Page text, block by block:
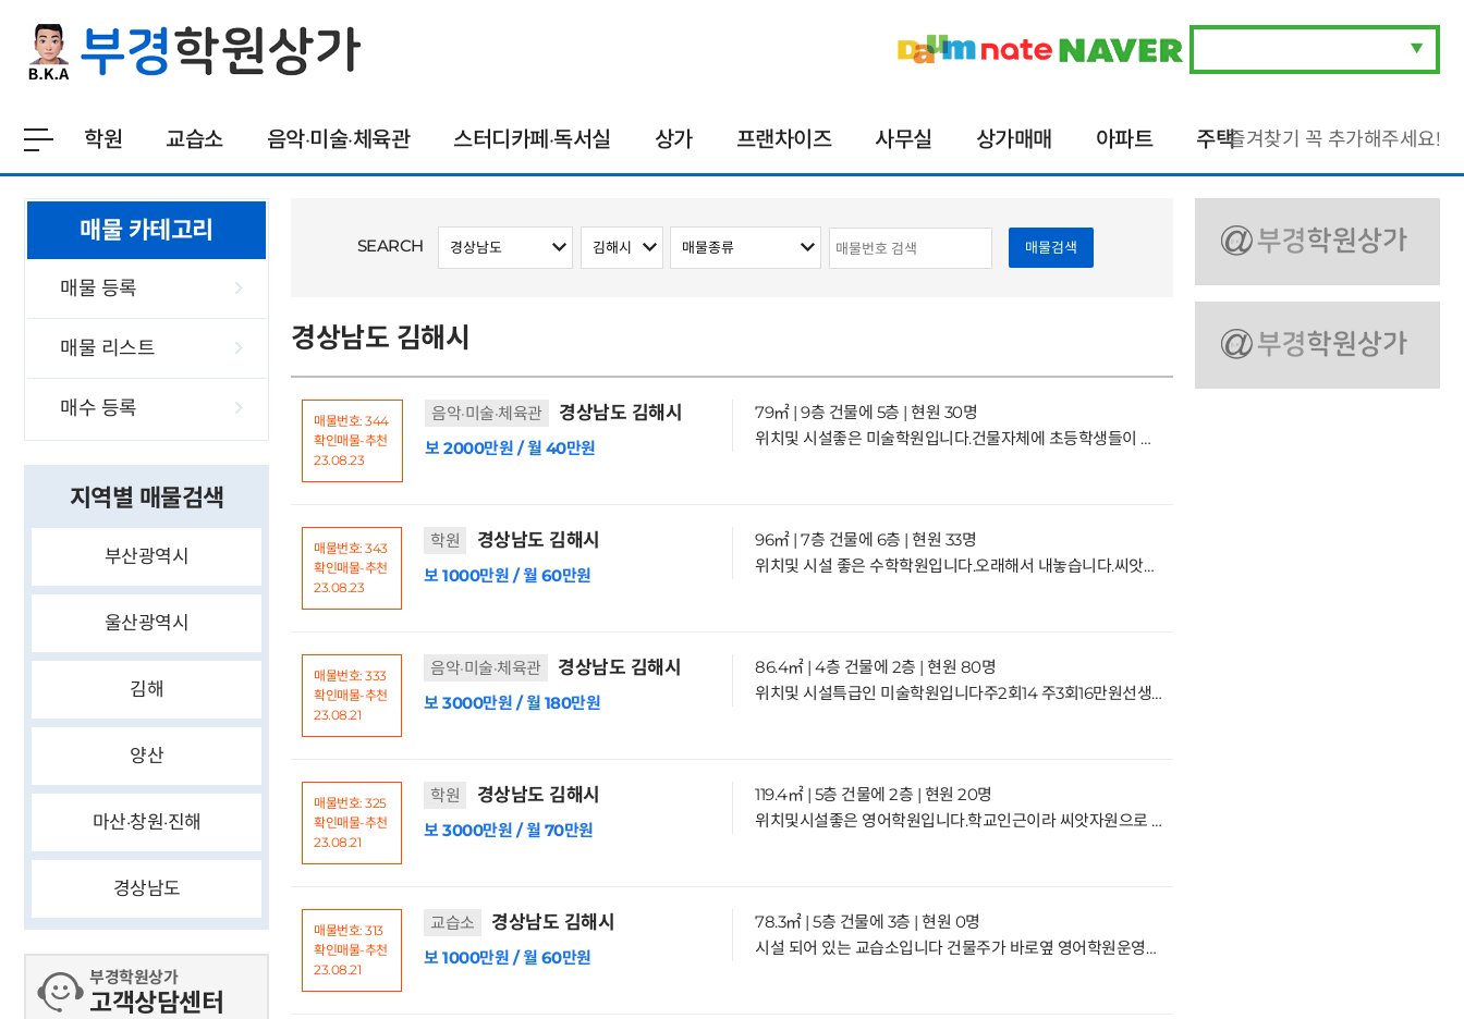
학원 교습소 음악·미술·체육관 스터디카페·독서실 상가 프랜차이즈 사무실 상가매매 아파트 주택즐겨찾기 꼭 추가해주세요!
매물 카테고리
매물 등록
매물 리스트
매수 등록
지역별 매물검색
부산광역시
울산광역시
김해
양산
마산·창원·진해
경상남도
부경학원상가
고객상담센터
SEARCH 매물검색
경상남도 김해시
매물번호: 344
확인매물-추천
23.08.23
음악·미술·체육관 경상남도 김해시
보 2000만원 / 월 40만원
79㎡ | 9층 건물에 5층 | 현원 30명
위치및 시설좋은 미술학원입니다.건물자체에 초등학생들이 많습니다.차량운행안합니다.씨앗자원으로 키워보실분 문의주세요 거래형태:임대 종류:학원 사용승인일:2003.10.27입주가능일:협의 주차:1대가능 방향:주출입구기준 동향 관리비:14만원 5/9층
매물번호: 343
확인매물-추천
23.08.23
학원 경상남도 김해시
보 1000만원 / 월 60만원
96㎡ | 7층 건물에 6층 | 현원 33명
위치및 시설 좋은 수학학원입니다.오래해서 내놓습니다.씨앗자원으로 직강해서 키워보실분 문의주세요 거래형태:임대 종류:학원사용승인일:2005.5.4입주가능일:혐의 주차:가능 방향:주출입구기준동동향 관리비20-30만원6/7층
매물번호: 333
확인매물-추천
23.08.21
음악·미술·체육관 경상남도 김해시
보 3000만원 / 월 180만원
86.4㎡ | 4층 건물에 2층 | 현원 80명
위치및 시설특급인 미술학원입니다주2회14 주3회16만원선생님130/63만원 있습니다. 차량샘63만원원생자원많은 곳이라 키워보실분 문의주세요 임대 제1종근린생활시설 입주협의 2020.3.26 관리비13만원 2/4층
매물번호: 325
확인매물-추천
23.08.21
학원 경상남도 김해시
보 3000만원 / 월 70만원
119.4㎡ | 5층 건물에 2층 | 현원 20명
위치및시설좋은 영어학원입니다.학교인근이라 씨앗자원으로 키워보실분 문의주세요 임대 학원 입주협의 주출입구기준 남서향 주차가능 관리비18-20만원 2/5층
매물번호: 313
확인매물-추천
23.08.21
교습소 경상남도 김해시
보 1000만원 / 월 60만원
78.3㎡ | 5층 건물에 3층 | 현원 0명
시설 되어 있는 교습소입니다 건물주가 바로옆 영어학원운영중입니다.영어제외한 기타과목 오시면 적극적으로 밀어주신다고 합니다.잘짜면 학원도 되는 구조입니다시설권리금이 없는대신 약간의 도배및 보수정도는 하셔야되는 곳입니다. 현재 김해에서 가장 핫한 곳이라 생각됩니다국어나 수학 적극 추천드립니다 거래 종류: 임대 종류: 2종 근린생활시설 사용승인일: 2002.12.20. 입주가능일: 협의 후 입주 주차: 세대 당 1대 방향: 주출입구 기준 북서향